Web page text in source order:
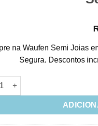
na Waufen Semi Joias
Segura. Descontos
Pequena Rodio Pequena